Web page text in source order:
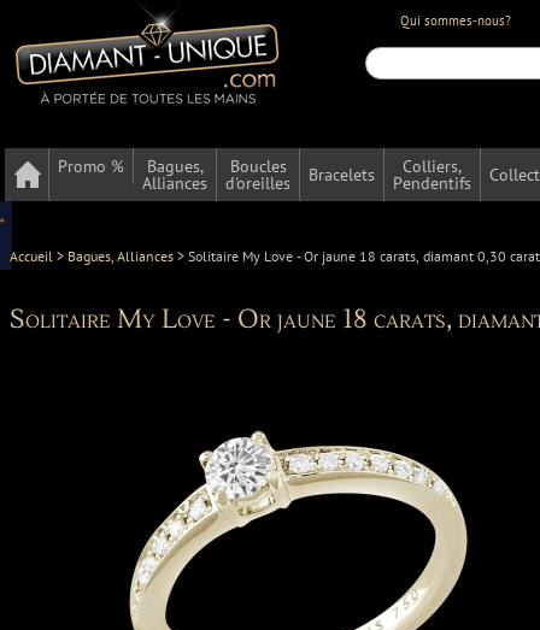
Qui sommes-nous?
Promo % Bagues,
Alliances
Boucles
d'oreilles Bracelets Colliers,
Pendentifs
Accueil > Bagues, Alliances > Solitaire My Love - Or jaune 18 carats, diamant 0,30
Solitaire My Love - Or jaune 18 carats,